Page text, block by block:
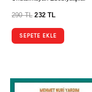
290TL 232TL
SEPETE EKLE